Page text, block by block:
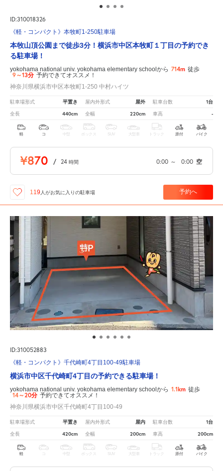
ID:310018326
《軽・コンパクト》本牧町1-250駐車場
本牧山頂公園まで徒歩3分！横浜市中区本牧町１丁目の予約でき
る駐車場！
yokohama national univ. yokohama elementary schoolから 714m 徒歩
9～13分 予約できてオススメ！
神奈川県横浜市中区本牧町1-250 中村ハイツ
駐車場形式 平置き 屋内外形式 屋外 駐車台数 1台
全長 440cm 全幅 220cm 車高 -
軽 コ 中型 ボックス SUV 大型車 トラック 原付 バイク
¥870 / 24 時間 0:00 ～ 0:00 空
119 人がお気に入りの駐車場 予約へ
ID:310052883
《軽・コンパクト》千代崎町4丁目100-49駐車場
横浜市中区千代崎町4丁目の予約できる駐車場！
yokohama national univ. yokohama elementary schoolから 1.1km 徒歩
14～20分 予約できてオススメ！
神奈川県横浜市中区千代崎町4丁目100-49
駐車場形式 平置き 屋内外形式 屋内 駐車台数 1台
全長 420cm 全幅 200cm 車高 200cm
軽 中型 ボックス SUV 大型車 トラック 原付 バイク